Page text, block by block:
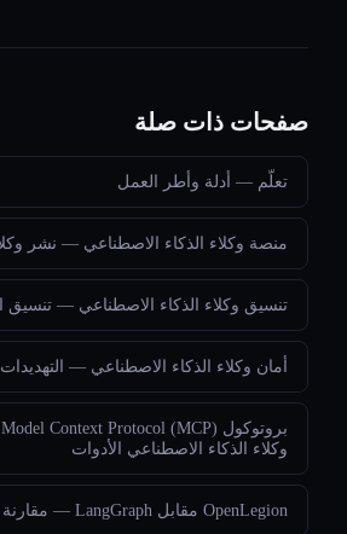
صفحات ذات صلة
تعلّم — أدلة وأطر العمل
منصة وكلاء الذكاء الاصطناعي — نشر
تنسيق وكلاء الذكاء الاصطناعي — تنسيق
أمان وكلاء الذكاء الاصطناعي —
وكلاء الذكاء الاصطناعي الأدوات
OpenLegion مقابل LangGraph — مقارنة تفصيلية (2026)